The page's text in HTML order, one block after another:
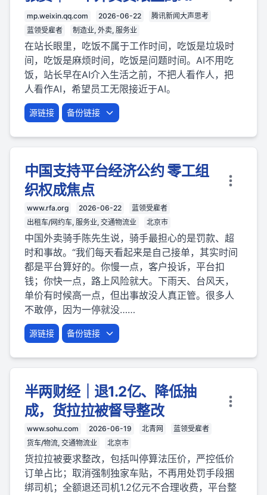
mp.weixin.qq.com 2026-06-22
腾讯新闻大声思考
蓝领受雇者
制造业, 外卖, 服务业
在站长眼里，吃饭不属于工作时间，吃饭是垃圾时
间，吃饭是麻烦时间，吃饭是问题时间。AI不用吃
饭，站长早在AI介入生活之前，不把人看作人，把
人看作AI，希望员工无限接近于AI。
源链接 备份链接
中国支持平台经济公约 零工组
织权成焦点
www.rfa.org 2026-06-22
蓝领受雇者
出租车/网约车, 服务业, 交通物流业
北京市
中国外卖骑手陈先生说，骑手最担心的是罚款、超
时和事故。“我们每天看起来是自己接单，其实时间
都是平台算好的。你慢一点，客户投诉，平台扣
钱；你快一点，路上风险就大。下雨天、台风天，
单价有时候高一点，但出事故没人真正管。很多人
不敢停，因为一停就没……
源链接 备份链接
半两财经｜退1.2亿、降低抽
成，货拉拉被督导整改
www.sohu.com 2026-06-19 北青网
蓝领受雇者
货车/物流, 交通物流业
北京市
货拉拉被要求整改，包括叫停算法压价，严控低价
订单占比；取消强制独家车贴，不再用处罚手段捆
绑司机；全额退还司机1.2亿元不合理收费，平台整